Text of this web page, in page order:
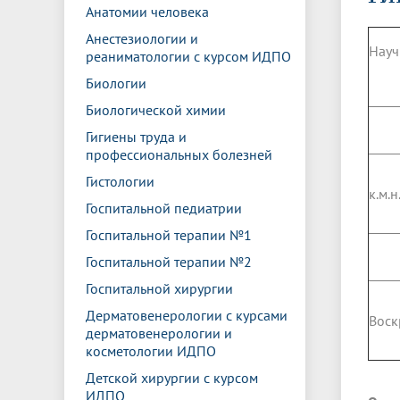
Абитуриенту
Видеогалерея
Оплата
Эндаумент
Управление международной
Отдел
центр
ограниченными возможностями
здоровья
Онлайн
Независимая оценка качества
образования
работы
Конференции и форумы
онкологии
Санаторий-профилакторий БГМУ
Совет обучающихся
Золотой фонд БГМУ
Жизнь иностранных студентов БГМУ
Штаб студенческих отрядов БГМУ
Анатомии человека
Анестезиологии и
реаниматологии с курсом ИДПО
Биологии
Биологической химии
Гигиены труда и
профессиональных болезней
Гистологии
Госпитальной педиатрии
Госпитальной терапии №1
Госпитальной терапии №2
Госпитальной хирургии
Дерматовенерологии с курсами
дерматовенерологии и
косметологии ИДПО
Детской хирургии с курсом
ИДПО